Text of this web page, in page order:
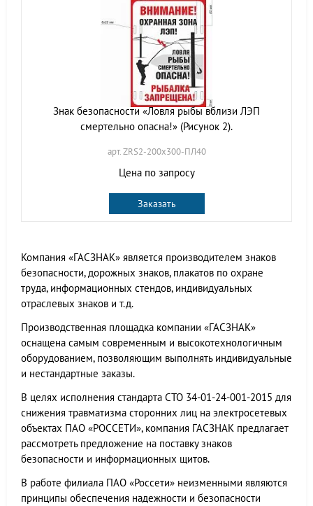
Знак безопасности «Ловля рыбы вблизи ЛЭП
смертельно опасна!» (Рисунок 2).
арт. ZRS2-200х300-ПЛ40
Цена по запросу
Заказать
Компания «ГАСЗНАК» является производителем знаков
безопасности, дорожных знаков, плакатов по охране
труда, информационных стендов, индивидуальных
отраслевых знаков и т.д.
Производственная площадка компании «ГАСЗНАК»
оснащена самым современным и высокотехнологичным
оборудованием, позволяющим выполнять индивидуальные
и нестандартные заказы.
В целях исполнения стандарта СТО 34-01-24-001-2015 для
снижения травматизма сторонних лиц на электросетевых
объектах ПАО «РОССЕТИ», компания ГАСЗНАК предлагает
рассмотреть предложение на поставку знаков
безопасности и информационных щитов.
В работе филиала ПАО «Россети» неизменными являются
принципы обеспечения надежности и безопасности